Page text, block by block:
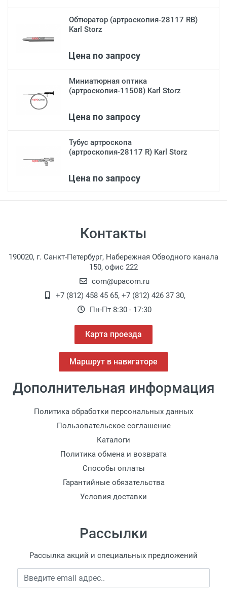
Обтюратор (артроскопия-28117 RB)
Karl Storz
Цена по запросу
Миниатюрная оптика
(артроскопия-11508) Karl Storz
Цена по запросу
Тубус артроскопа
(артроскопия-28117 R) Karl Storz
Цена по запросу
Контакты
190020, г. Санкт-Петербург, Набережная Обводного канала
150, офис 222
com@upacom.ru
+7 (812) 458 45 65, +7 (812) 426 37 30,
Пн-Пт 8:30 - 17:30
Карта проезда
Маршрут в навигаторе
Дополнительная информация
Политика обработки персональных данных
Пользовательское соглашение
Каталоги
Политика обмена и возврата
Способы оплаты
Гарантийные обязательства
Условия доставки
Рассылки
Рассылка акций и специальных предложений